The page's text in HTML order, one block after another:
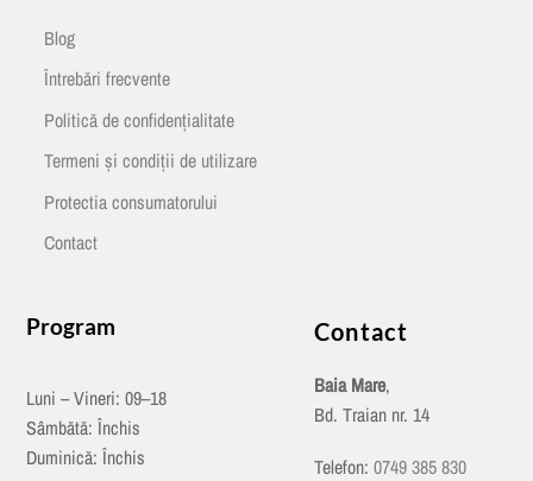
Blog
Întrebări frecvente
Politică de confidențialitate
Termeni și condiții de utilizare
Protectia consumatorului
Contact
Program
Luni – Vineri: 09–18
Sâmbătă: Închis
Duminică: Închis
Contact
Baia Mare,
Bd. Traian nr. 14
Telefon: 0749 385 830